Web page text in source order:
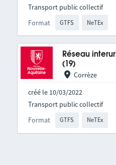
Format GTFS NeTEx
Transport public collectif
Réseau
(19)
Corrèze
créé le 10/03/2022
Format GTFS NeTEx
Transport public collectif